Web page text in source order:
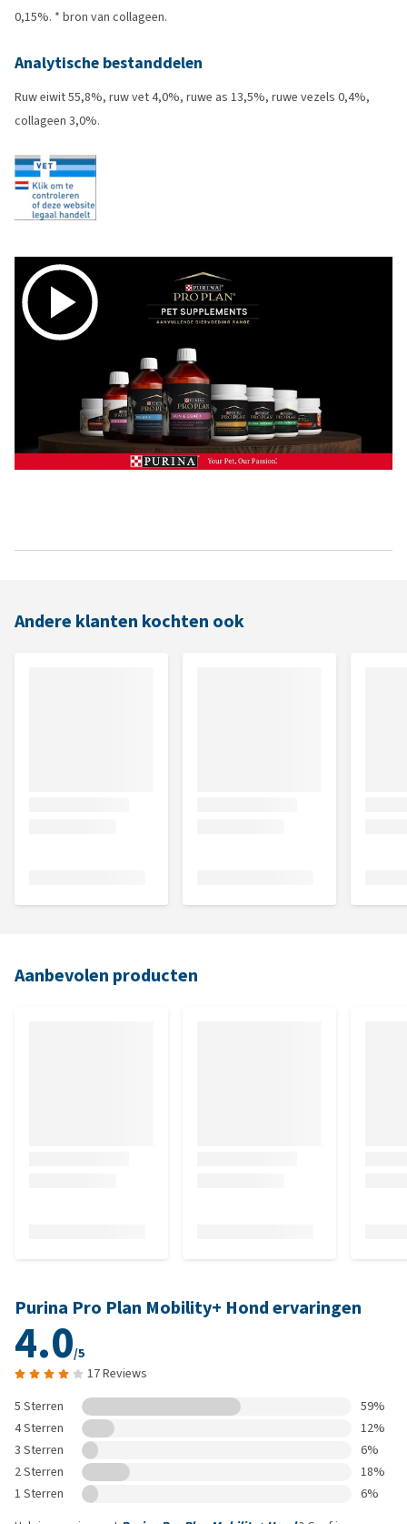
0,15%. * bron van collageen.
Analytische bestanddelen
Ruw eiwit 55,8%, ruw vet 4,0%, ruwe as 13,5%, ruwe vezels 0,4%,
collageen 3,0%.
Andere klanten kochten ook
Aanbevolen producten
Purina Pro Plan Mobility+ Hond ervaringen
4.0/5
17 Reviews
5 Sterren
59%
4 Sterren
12%
3 Sterren
6%
2 Sterren
18%
1 Sterren
6%